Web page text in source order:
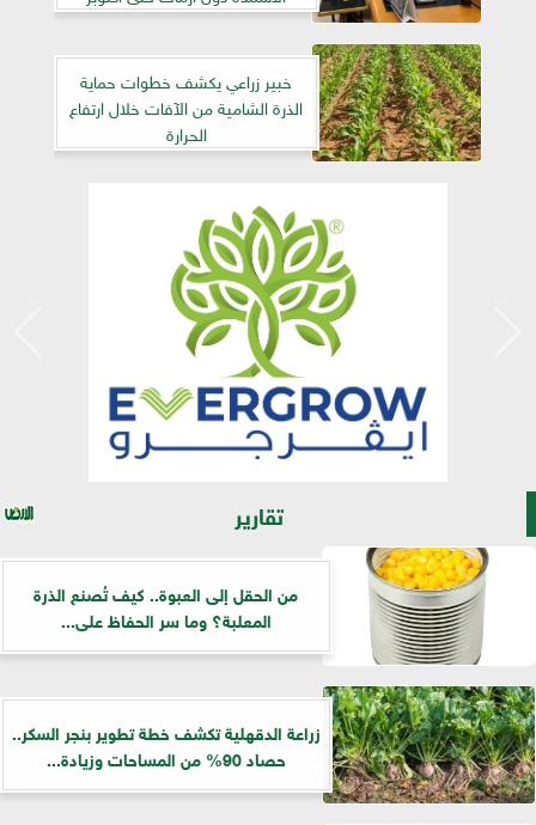
خبير زراعي يكشف خطوات حماية
الذرة الشامية من الآفات خلال ارتفاع
الحرارة
تقارير
من الحقل إلى العبوة.. كيف تُصنع الذرة
المعلبة؟ وما سر الحفاظ على...
زراعة الدقهلية تكشف خطة تطوير بنجر السكر..
حصاد 90% من المساحات وزيادة...